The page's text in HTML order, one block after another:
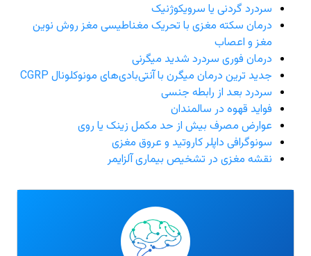
سردرد گردنی یا سرویکوژنیک
درمان سکته مغزی با تحریک مغناطیسی مغز روش نوین
مغز و اعصاب
درمان فوری سردرد شدید میگرنی
جدید ترین درمان میگرن با آنتی‌بادی‌های مونوکلونال CGRP
سردرد بعد از رابطه جنسی
فواید قهوه در سالمندان
عوارض مصرف بیش از حد مکمل زینک یا روی
سونوگرافی داپلر کاروتید و عروق مغزی
نقشه مغزی در تشخیص بیماری آلزایمر